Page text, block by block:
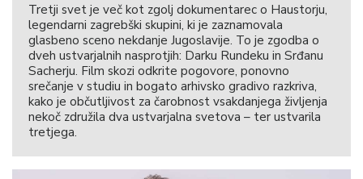
Tretji svet je več kot zgolj dokumentarec o Haustorju,
legendarni zagrebški skupini, ki je zaznamovala
glasbeno sceno nekdanje Jugoslavije. To je zgodba o
dveh ustvarjalnih nasprotjih: Darku Rundeku in Srđanu
Sacherju. Film skozi odkrite pogovore, ponovno
srečanje v studiu in bogato arhivsko gradivo razkriva,
kako je občutljivost za čarobnost vsakdanjega življenja
nekoč združila dva ustvarjalna svetova – ter ustvarila
tretjega.